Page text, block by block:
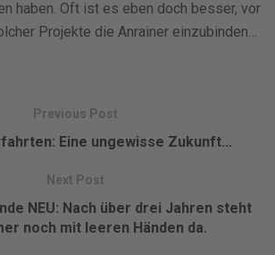
haben. Oft ist es eben doch besser, vor
Projekte die Anrainer einzubinden…
Previous Post
Eine ungewisse Zukunft…
Next Post
NEU: Nach über drei Jahren steht
noch mit leeren Händen da.